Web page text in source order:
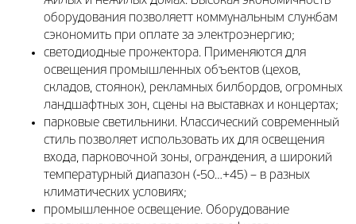
оборудования позволяетт коммунальным службам
сэкономить при оплате за электроэнергию;
светодиодные прожектора. Применяются для
освещения промышленных объектов (цехов,
складов, стоянок), рекламных билбордов, огромных
ландшафтных зон, сцены на выставках и концертах;
парковые светильники. Классический современный
стиль позволяет использовать их для освещения
входа, парковочной зоны, ограждения, а широкий
температурный диапазон (-50…+45) – в разных
климатических условиях;
промышленное освещение. Оборудование